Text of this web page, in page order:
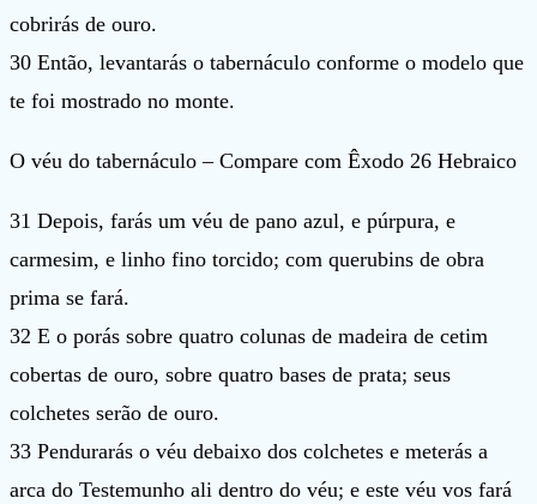
cobrirás de ouro.
30 Então, levantarás o tabernáculo conforme o modelo que
te foi mostrado no monte.
O véu do tabernáculo – Compare com Êxodo 26 Hebraico
31 Depois, farás um véu de pano azul, e púrpura, e
carmesim, e linho fino torcido; com querubins de obra
prima se fará.
32 E o porás sobre quatro colunas de madeira de cetim
cobertas de ouro, sobre quatro bases de prata; seus
colchetes serão de ouro.
33 Pendurarás o véu debaixo dos colchetes e meterás a
arca do Testemunho ali dentro do véu; e este véu vos fará